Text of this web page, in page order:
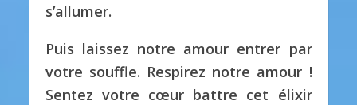
s’allumer.
Puis laissez notre amour entrer par
votre souffle. Respirez notre amour !
Sentez votre cœur battre cet élixir